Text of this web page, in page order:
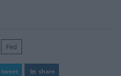
Fed
tweet share